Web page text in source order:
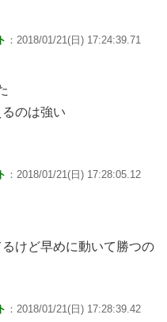
：2018/01/21(日) 17:24:39.71
のは強い
：2018/01/21(日) 17:28:05.12
けど早めに動いて勝つの
：2018/01/21(日) 17:28:39.42